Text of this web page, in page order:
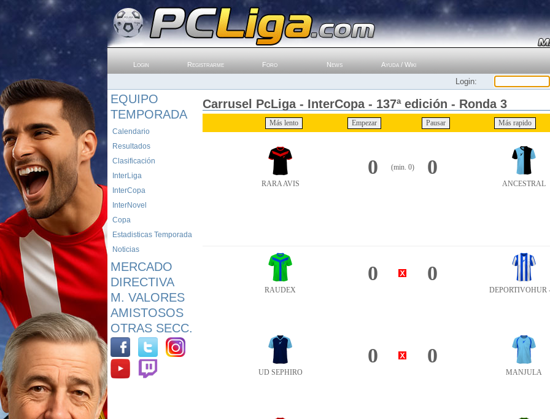
Login Registrarme Foro News Ayuda / Wiki
Login:
EQUIPO
TEMPORADA
Calendario
Resultados
Clasificación
InterLiga
InterCopa
InterNovel
Copa
Estadisticas Temporada
Noticias
MERCADO
DIRECTIVA
M. VALORES
AMISTOSOS
OTRAS SECC.
Carrusel PcLiga - InterCopa - 137ª edición - Ronda 3
RARA AVIS
0 (min. 0) 0
ANCESTRAL
RAUDEX
0 0
DEPORTIVOHUR
UD SEPHIRO
0 0
MANJULA